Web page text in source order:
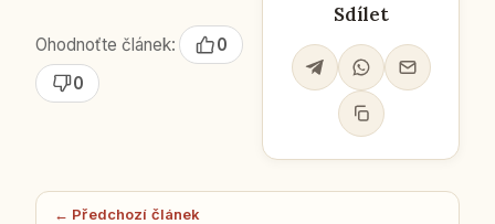
Ohodnoťte článek:
0
0
Sdílet
← Předchozí článek